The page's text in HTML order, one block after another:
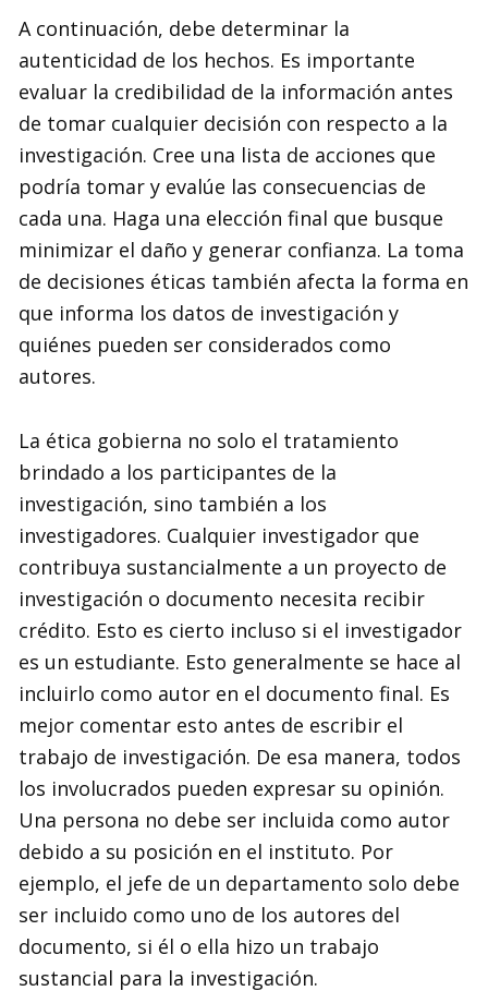
A continuación, debe determinar la
autenticidad de los hechos. Es importante
evaluar la credibilidad de la información antes
de tomar cualquier decisión con respecto a la
investigación. Cree una lista de acciones que
podría tomar y evalúe las consecuencias de
cada una. Haga una elección final que busque
minimizar el daño y generar confianza. La toma
de decisiones éticas también afecta la forma en
que informa los datos de investigación y
quiénes pueden ser considerados como
autores.
La ética gobierna no solo el tratamiento
brindado a los participantes de la
investigación, sino también a los
investigadores. Cualquier investigador que
contribuya sustancialmente a un proyecto de
investigación o documento necesita recibir
crédito. Esto es cierto incluso si el investigador
es un estudiante. Esto generalmente se hace al
incluirlo como autor en el documento final. Es
mejor comentar esto antes de escribir el
trabajo de investigación. De esa manera, todos
los involucrados pueden expresar su opinión.
Una persona no debe ser incluida como autor
debido a su posición en el instituto. Por
ejemplo, el jefe de un departamento solo debe
ser incluido como uno de los autores del
documento, si él o ella hizo un trabajo
sustancial para la investigación.